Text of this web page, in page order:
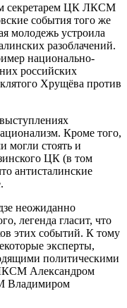
секретарем ЦК ЛКСМ
события того же
молодежь устроила
разоблачений.
национально-
российских
Хрущёва против
Кроме того,
могли стоять и
ЦК (в том
антисталинские
неожиданно
легенда гласит, что
этих событий. К тому
эксперты,
политическими
Александром
Владимиром